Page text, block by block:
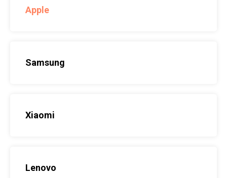
Apple
Samsung
Xiaomi
Lenovo